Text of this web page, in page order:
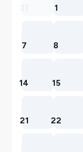
1
7 8
14 15
21 22